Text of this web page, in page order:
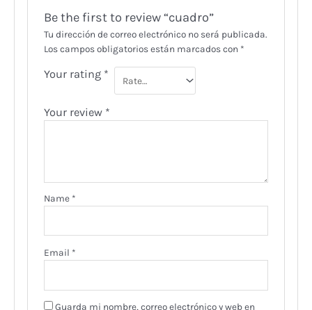
Be the first to review “cuadro”
Tu dirección de correo electrónico no será publicada.
Los campos obligatorios están marcados con *
Your rating *
Your review *
Name *
Email *
Guarda mi nombre, correo electrónico y web en